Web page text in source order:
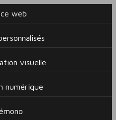
web
visuelle
numérique